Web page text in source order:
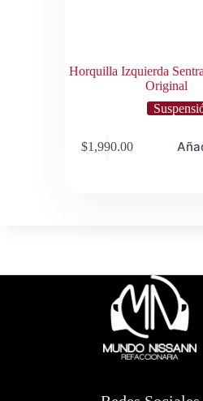
Horquilla Izquierda
Original
$1,990.00